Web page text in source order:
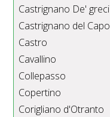
Castrignano De' greci
Castrignano del Capo
Castro
Cavallino
Collepasso
Copertino
Corigliano d'Otranto